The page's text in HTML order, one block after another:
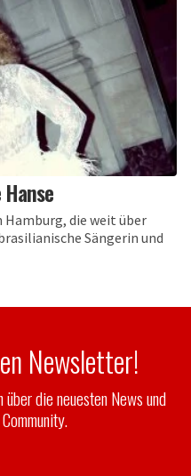
die weit über
Sängerin und
Newsletter!
die neuesten News und